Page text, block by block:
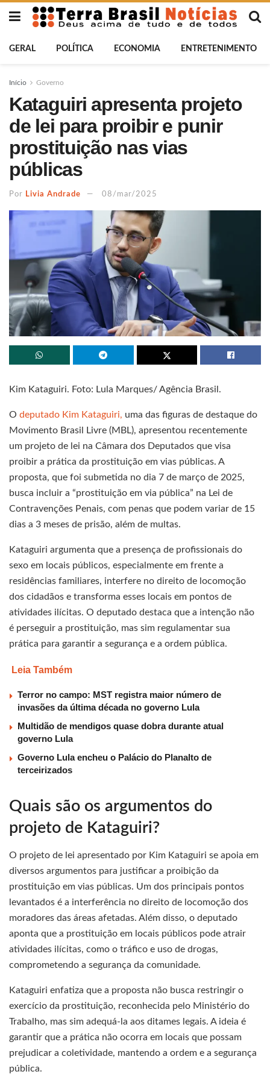
GERAL POLÍTICA ECONOMIA ENTRETENIMENTO
Início Governo
Kataguiri apresenta projeto
de lei para proibir e punir
prostituição nas vias
públicas
Por Livia Andrade 08/mar/2025
Kim Kataguiri. Foto: Lula Marques/ Agência Brasil.
O deputado Kim Kataguiri, uma das figuras de destaque do
Movimento Brasil Livre (MBL), apresentou recentemente
um projeto de lei na Câmara dos Deputados que visa
proibir a prática da prostituição em vias públicas. A
proposta, que foi submetida no dia 7 de março de 2025,
busca incluir a “prostituição em via pública” na Lei de
Contravenções Penais, com penas que podem variar de 15
dias a 3 meses de prisão, além de multas.
Kataguiri argumenta que a presença de profissionais do
sexo em locais públicos, especialmente em frente a
residências familiares, interfere no direito de locomoção
dos cidadãos e transforma esses locais em pontos de
atividades ilícitas. O deputado destaca que a intenção não
é perseguir a prostituição, mas sim regulamentar sua
prática para garantir a segurança e a ordem pública.
Leia Também
Terror no campo: MST registra maior número de
invasões da última década no governo Lula
Multidão de mendigos quase dobra durante atual
governo Lula
Governo Lula encheu o Palácio do Planalto de
terceirizados
Quais são os argumentos do
projeto de Kataguiri?
O projeto de lei apresentado por Kim Kataguiri se apoia em
diversos argumentos para justificar a proibição da
prostituição em vias públicas. Um dos principais pontos
levantados é a interferência no direito de locomoção dos
moradores das áreas afetadas. Além disso, o deputado
aponta que a prostituição em locais públicos pode atrair
atividades ilícitas, como o tráfico e uso de drogas,
comprometendo a segurança da comunidade.
Kataguiri enfatiza que a proposta não busca restringir o
exercício da prostituição, reconhecida pelo Ministério do
Trabalho, mas sim adequá-la aos ditames legais. A ideia é
garantir que a prática não ocorra em locais que possam
prejudicar a coletividade, mantendo a ordem e a segurança
pública.